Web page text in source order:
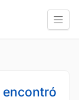
encontró